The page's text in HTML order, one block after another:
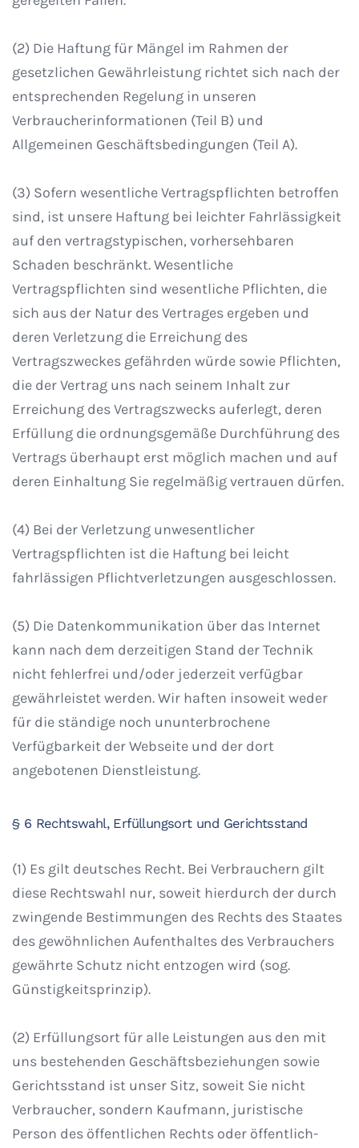
(2) Die Haftung für Mängel im Rahmen der
gesetzlichen Gewährleistung richtet sich nach der
entsprechenden Regelung in unseren
Verbraucherinformationen (Teil B) und
Allgemeinen Geschäftsbedingungen (Teil A).
(3) Sofern wesentliche Vertragspflichten betroffen
sind, ist unsere Haftung bei leichter Fahrlässigkeit
auf den vertragstypischen, vorhersehbaren
Schaden beschränkt. Wesentliche
Vertragspflichten sind wesentliche Pflichten, die
sich aus der Natur des Vertrages ergeben und
deren Verletzung die Erreichung des
Vertragszweckes gefährden würde sowie Pflichten,
die der Vertrag uns nach seinem Inhalt zur
Erreichung des Vertragszwecks auferlegt, deren
Erfüllung die ordnungsgemäße Durchführung des
Vertrags überhaupt erst möglich machen und auf
deren Einhaltung Sie regelmäßig vertrauen dürfen.
(4) Bei der Verletzung unwesentlicher
Vertragspflichten ist die Haftung bei leicht
fahrlässigen Pflichtverletzungen ausgeschlossen.
(5) Die Datenkommunikation über das Internet
kann nach dem derzeitigen Stand der Technik
nicht fehlerfrei und/oder jederzeit verfügbar
gewährleistet werden. Wir haften insoweit weder
für die ständige noch ununterbrochene
Verfügbarkeit der Webseite und der dort
angebotenen Dienstleistung.
§ 6 Rechtswahl, Erfüllungsort und Gerichtsstand
(1) Es gilt deutsches Recht. Bei Verbrauchern gilt
diese Rechtswahl nur, soweit hierdurch der durch
zwingende Bestimmungen des Rechts des Staates
des gewöhnlichen Aufenthaltes des Verbrauchers
gewährte Schutz nicht entzogen wird (sog.
Günstigkeitsprinzip).
(2) Erfüllungsort für alle Leistungen aus den mit
uns bestehenden Geschäftsbeziehungen sowie
Gerichtsstand ist unser Sitz, soweit Sie nicht
Verbraucher, sondern Kaufmann, juristische
Person des öffentlichen Rechts oder öffentlich-